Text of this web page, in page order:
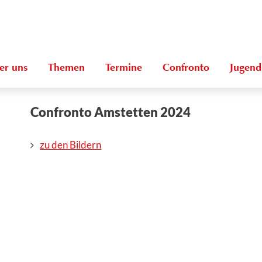
uns Themen Termine Confronto
Confronto Amstetten 2024
zu den Bildern